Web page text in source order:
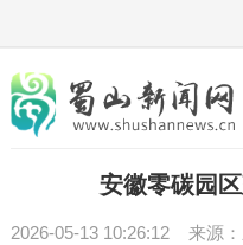
安徽零碳园
2026-05-13 10:26:12 来源